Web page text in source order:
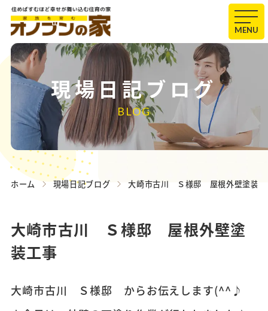
MENU
現場日記ブログ
BLOG
ホーム 現場日記ブログ 大崎市古川 Ｓ様邸 屋根外壁塗装
大崎市古川 Ｓ様邸 屋根外壁塗
装工事
大崎市古川 Ｓ様邸 からお伝えします(^^♪